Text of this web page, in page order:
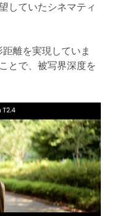
していたシネマティ
離を実現していま
とで、被写界深度を